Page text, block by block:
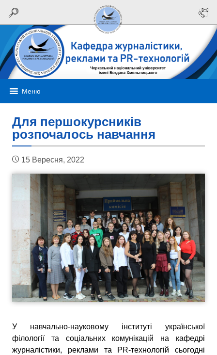
Меню
Для першокурсників
розпочалось навчання
15 Вересня, 2022
У навчально-науковому інституті української
філології та соціальних комунікацій на кафедрі
журналістики, реклами та PR-технологій сьогодні